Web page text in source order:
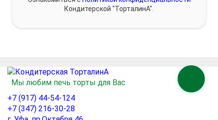
Кондитерской "ТорталинА".
Мы любим печь торты для Вас
+7 (917) 44-54-124
+7 (347) 216-30-28